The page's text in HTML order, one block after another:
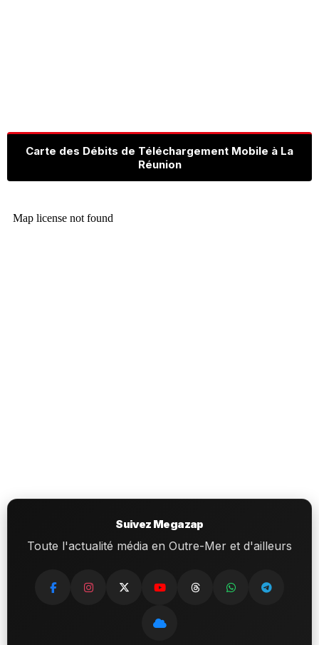
Carte des Débits de Téléchargement Mobile à La
Réunion
Suivez Megazap
Toute l'actualité média en Outre-Mer et d'ailleurs